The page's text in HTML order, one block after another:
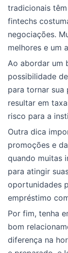
tradicionais
fintechs
negociações.
melhores e um
Ao abordar um
possibilidade
para tornar sua
resultar em
risco para a
Outra dica
promoções e
quando muitas
para atingir
oportunidades
empréstimo
Por fim, tenha
bom
diferença na